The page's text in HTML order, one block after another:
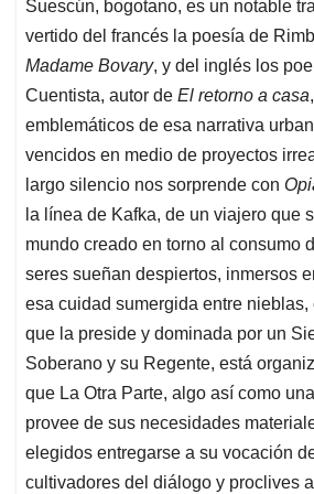
s
A
p
p
b
o
o
k
e
d
I
n
l
a
d
s
Suescún, bogotano, es un notable
vertido del francés la poesía de
Madame Bovary, y del inglés los
Cuentista, autor de El retorno a casa
emblemáticos de esa narrativa
vencidos en medio de proyectos
largo silencio nos sorprende con
la línea de Kafka, de un viajero que
mundo creado en torno al consumo
seres sueñan despiertos, inmersos
esa cuidad sumergida entre nieblas,
que la preside y dominada por un
Soberano y su Regente, está
que La Otra Parte, algo así como
provee de sus necesidades
elegidos entregarse a su vocación
cultivadores del diálogo y proclives